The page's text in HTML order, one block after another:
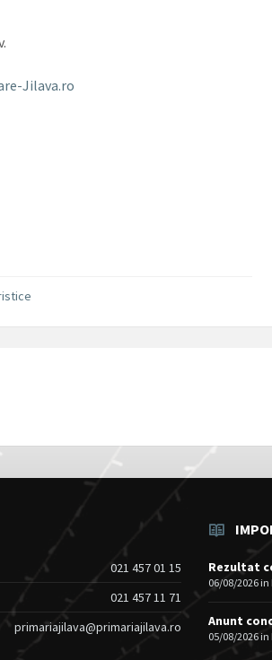
Jilava.ro
021 457 01 15
021 457 11 71
primariajilava@primariajilava.ro
Rezultat
06/08/2026 in
Anunt
05/08/2026 in